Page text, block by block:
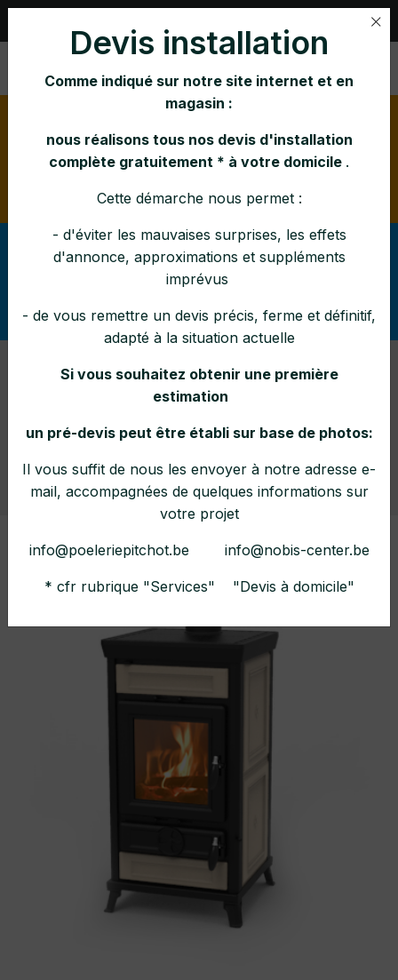
lundi mardi mercredi vendredi : 10h-
16h jeudi : 10h-12h 14h-16h samedi : 10h-15h
Pendant la canicule : fermé à 14h en semaine et le
Afin d'éviter tout malentendu lors de vos demandes,
pouvez-voussvp vérifier(dans la rubrique Services
: SAV, entretiens, pose)ce que nous réalisons (ou
pas) comme interventions et dans quelle zone.
Thermorossi - Ilaria
majolique
Home Collections Poêles à bois
Devis installation
Comme indiqué sur notre site internet et en
magasin :
nous réalisons tous nos devis d'installation
complète gratuitement * à votre domicile .
Cette démarche nous permet :
- d'éviter les mauvaises surprises, les effets
d'annonce, approximations et suppléments
imprévus
- de vous remettre un devis précis, ferme et définitif,
adapté à la situation actuelle
Si vous souhaitez obtenir une première
estimation
un pré-devis peut être établi sur base de photos:
Il vous suffit de nous les envoyer à notre adresse e-
mail, accompagnées de quelques informations sur
votre projet
info@poeleriepitchot.be info@nobis-center.be
* cfr rubrique "Services" "Devis à domicile"